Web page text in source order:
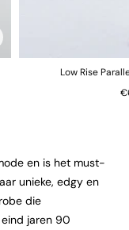
Low Rise
en is het must-
unieke, edgy en
die
jaren 90